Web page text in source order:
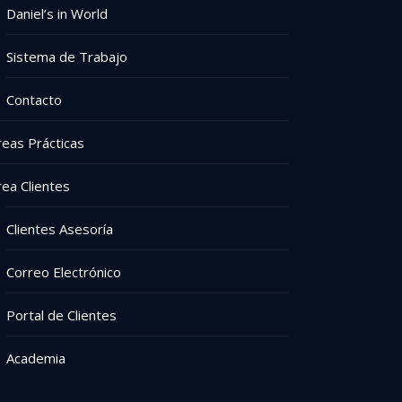
Daniel’s in World
Sistema de Trabajo
Contacto
Prácticas
Clientes
Clientes Asesoría
Correo Electrónico
Portal de Clientes
Academia